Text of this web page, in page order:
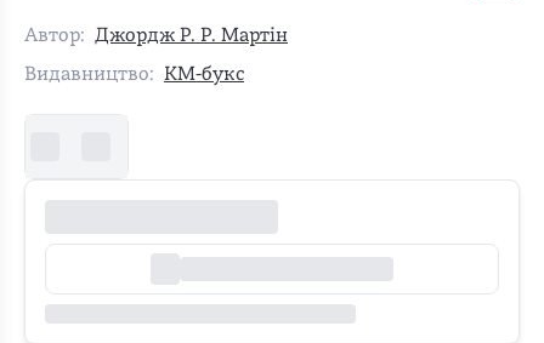
Автор: Джордж Р. Р. Мартін
Видавництво: КМ-букс